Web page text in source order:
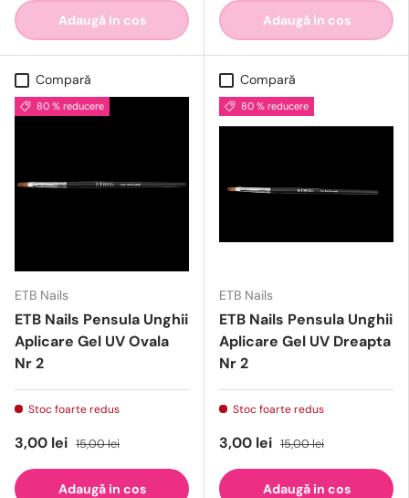
Adaugă in cos Adaugă in cos
Compară
80 % reducere
ETB Nails
ETB Nails Pensula Unghii
Aplicare Gel UV Ovala
Nr 2
Stoc foarte redus
3,00 lei 15,00 lei
Adaugă in cos
Compară
80 % reducere
ETB Nails
ETB Nails Pensula Unghii
Aplicare Gel UV Dreapta
Nr 2
Stoc foarte redus
3,00 lei 15,00 lei
Adaugă in cos